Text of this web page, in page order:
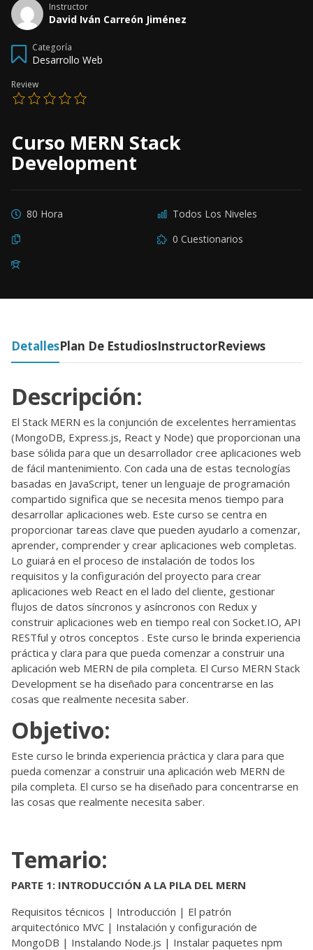
Instructor
David Iván Carreón Jiménez
Categoría
Desarrollo Web
Review
Curso MERN Stack
Development
80 Hora
Todos Los Niveles
0 Cuestionarios
DetallesPlan De EstudiosInstructorReviews
Descripción:
El Stack MERN es la conjunción de excelentes herramientas
(MongoDB, Express.js, React y Node) que proporcionan una
base sólida para que un desarrollador cree aplicaciones web
de fácil mantenimiento. Con cada una de estas tecnologías
basadas en JavaScript, tener un lenguaje de programación
compartido significa que se necesita menos tiempo para
desarrollar aplicaciones web. Este curso se centra en
proporcionar tareas clave que pueden ayudarlo a comenzar,
aprender, comprender y crear aplicaciones web completas.
Lo guiará en el proceso de instalación de todos los
requisitos y la configuración del proyecto para crear
aplicaciones web React en el lado del cliente, gestionar
flujos de datos síncronos y asíncronos con Redux y
construir aplicaciones web en tiempo real con Socket.IO, API
RESTful y otros conceptos . Este curso le brinda experiencia
práctica y clara para que pueda comenzar a construir una
aplicación web MERN de pila completa. El Curso MERN Stack
Development se ha diseñado para concentrarse en las
cosas que realmente necesita saber.
Objetivo:
Este curso le brinda experiencia práctica y clara para que
pueda comenzar a construir una aplicación web MERN de
pila completa. El curso se ha diseñado para concentrarse en
las cosas que realmente necesita saber.
Temario:
PARTE 1: INTRODUCCIÓN A LA PILA DEL MERN
Requisitos técnicos | Introducción | El patrón
arquitectónico MVC | Instalación y configuración de
MongoDB | Instalando Node.js | Instalar paquetes npm